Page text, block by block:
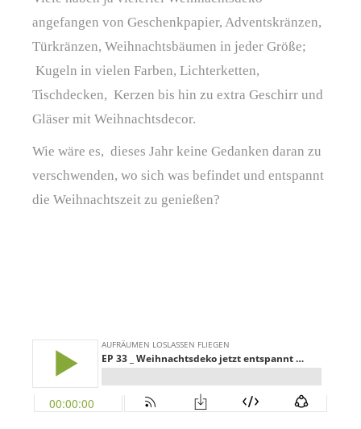
angefangen von Geschenkpapier, Adventskränzen,
Türkränzen, Weihnachtsbäumen in jeder Größe;
Kugeln in vielen Farben, Lichterketten,
Tischdecken, Kerzen bis hin zu extra Geschirr und
Gläser mit Weihnachtsdecor.
Wie wäre es, dieses Jahr keine Gedanken daran zu
verschwenden, wo sich was befindet und entspannt
die Weihnachtszeit zu genießen?